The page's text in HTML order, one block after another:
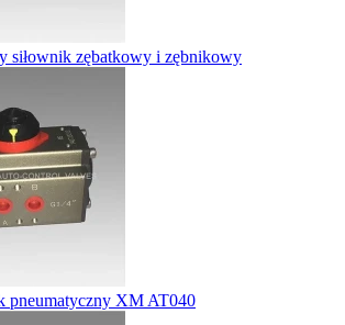
siłownik zębatkowy i zębnikowy
pneumatyczny XM AT040